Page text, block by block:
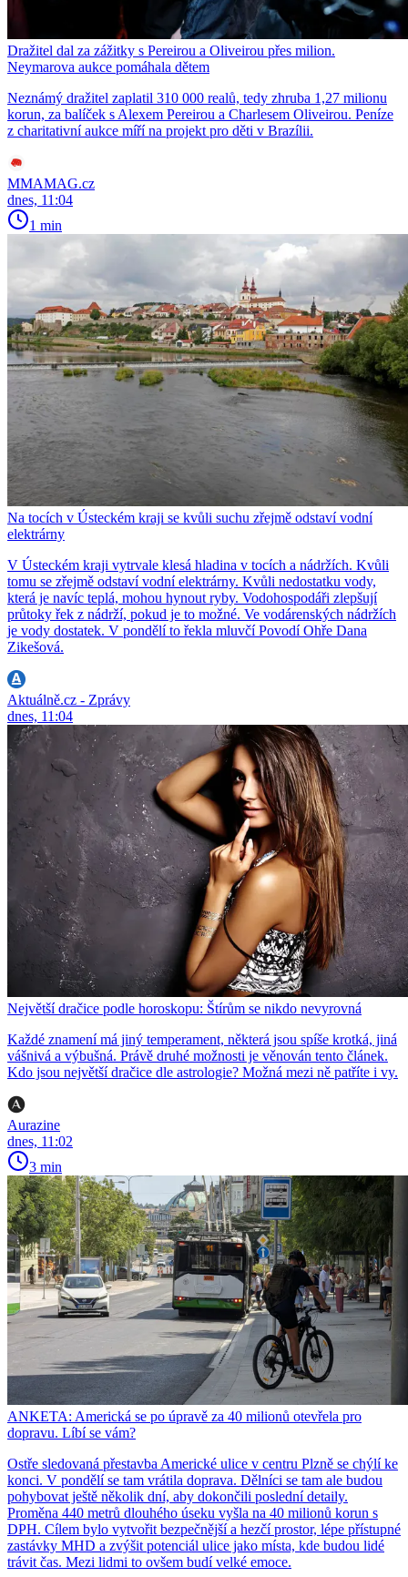
Dražitel dal za zážitky s Pereirou a Oliveirou přes milion.
Neymarova aukce pomáhala dětem
Neznámý dražitel zaplatil 310 000 realů, tedy zhruba 1,27 milionu
korun, za balíček s Alexem Pereirou a Charlesem Oliveirou. Peníze
z charitativní aukce míří na projekt pro děti v Brazílii.
MMAMAG.cz
dnes, 11:04
1 min
Na tocích v Ústeckém kraji se kvůli suchu zřejmě odstaví vodní
elektrárny
V Ústeckém kraji vytrvale klesá hladina v tocích a nádržích. Kvůli
tomu se zřejmě odstaví vodní elektrárny. Kvůli nedostatku vody,
která je navíc teplá, mohou hynout ryby. Vodohospodáři zlepšují
průtoky řek z nádrží, pokud je to možné. Ve vodárenských nádržích
je vody dostatek. V pondělí to řekla mluvčí Povodí Ohře Dana
Zikešová.
Aktuálně.cz - Zprávy
dnes, 11:04
Největší dračice podle horoskopu: Štírům se nikdo nevyrovná
Každé znamení má jiný temperament, některá jsou spíše krotká, jiná
vášnivá a výbušná. Právě druhé možnosti je věnován tento článek.
Kdo jsou největší dračice dle astrologie? Možná mezi ně patříte i vy.
Aurazine
dnes, 11:02
3 min
ANKETA: Americká se po úpravě za 40 milionů otevřela pro
dopravu. Líbí se vám?
Ostře sledovaná přestavba Americké ulice v centru Plzně se chýlí ke
konci. V pondělí se tam vrátila doprava. Dělníci se tam ale budou
pohybovat ještě několik dní, aby dokončili poslední detaily.
Proměna 440 metrů dlouhého úseku vyšla na 40 milionů korun s
DPH. Cílem bylo vytvořit bezpečnější a hezčí prostor, lépe přístupné
zastávky MHD a zvýšit potenciál ulice jako místa, kde budou lidé
trávit čas. Mezi lidmi to ovšem budí velké emoce.